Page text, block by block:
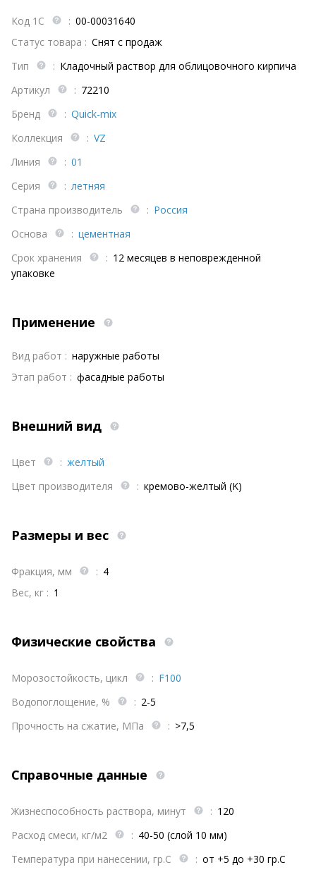
Код 1С : 00-00031640
Статус товара : Снят с продаж
Тип
: Кладочный раствор для облицовочного кирпича
Артикул
: 72210
Бренд
: Quick-mix
Коллекция
: VZ
Линия
: 01
Серия
: летняя
Страна производитель
: Россия
Основа
: цементная
Срок хранения
: 12 месяцев в неповрежденной
упаковке
Применение
Вид работ : наружные работы
Этап работ : фасадные работы
Внешний вид
Цвет : желтый
Цвет производителя
: кремово-желтый (K)
Размеры и вес
Фракция, мм : 4
Вес, кг : 1
Физические свойства
Морозостойкость, цикл : F100
Водопоглощение, %
: 2-5
Прочность на сжатие, МПа
: >7,5
Справочные данные
Жизнеспособность раствора, минут : 120
Расход смеси, кг/м2
: 40-50 (слой 10 мм)
Температура при нанесении, гр.С
: от +5 до +30 гр.С